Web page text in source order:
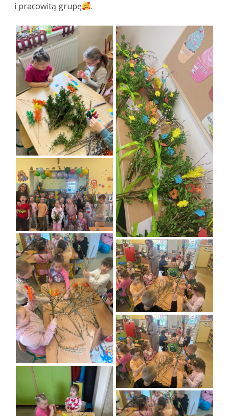
i pracowitą grupę
.